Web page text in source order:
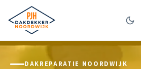
DAKREPARATIE NOORDWIJK